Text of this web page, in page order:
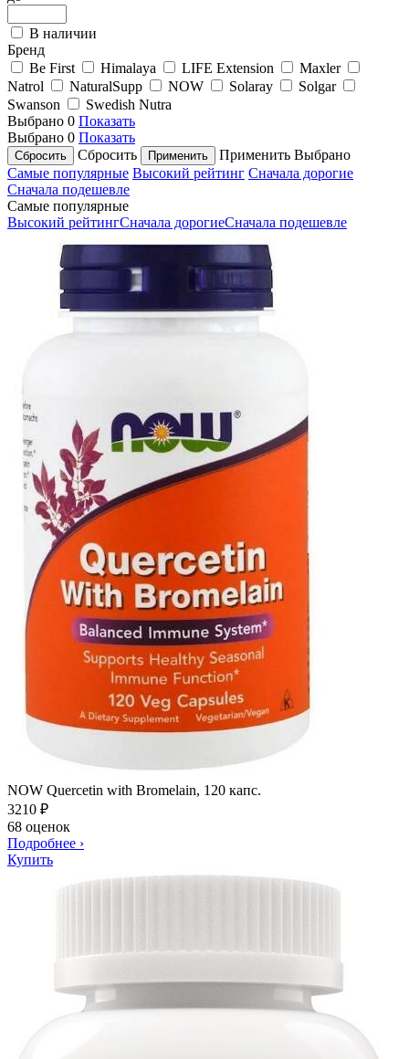
В наличии
Бренд
Be First
Himalaya LIFE Extension
Maxler
Natrol
NaturalSupp NOW Solaray
Solgar
Swanson
Swedish Nutra
Выбрано 0 Показать
Выбрано 0 Показать
Сбросить
Применить Выбрано
Самые популярные Высокий рейтинг Сначала дорогие
Сначала подешевле
Самые популярные
Высокий рейтингСначала дорогиеСначала подешевле
NOW Quercetin with Bromelain, 120 капс.
3210 ₽
68 оценок
Подробнее ›
Купить